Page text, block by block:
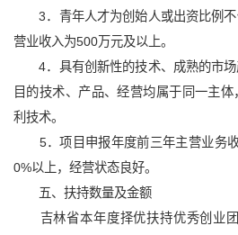
3．青年人才为创始人或出资比例不
营业收入为500万元及以上。
4．具有创新性的技术、成熟的市场
目的技术、产品、经营均属于同一主
利技术。
5．项目申报年度前三年主营业务收
0%以上，经营状态良好。
五、扶持数量及金额
吉林省本年度择优扶持优秀创业团